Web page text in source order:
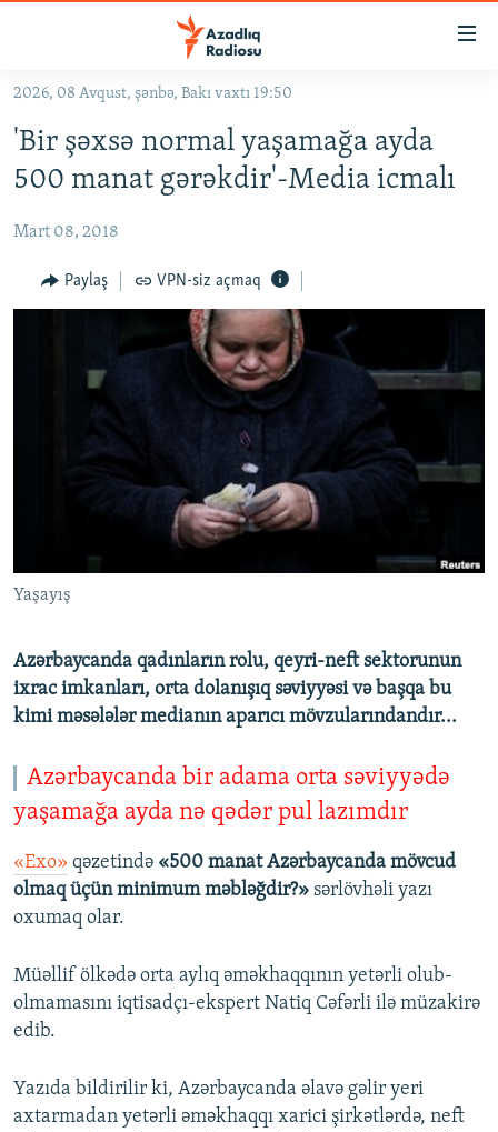
Əsas
qayıt
Əsas
qayıt
#İZAHLA
KORRUPSIOMETR
#ƏSLINDƏ
FƏRQƏ BAX
FOTOQALEREYA
KARIKATURA
RADIO ARXIV
AZƏRBAYCAN ƏDƏBIYYATI KITABXANASI
İSLAM VƏ DEMOKRATIYA
İZ - MƏDƏNIYYƏT PROQRAMI
HAQQIMIZDA
PEŞƏ ETIKASI VƏ JURNALISTIKA STANDARTLARIMIZ
MATERIALLARIMIZDAN ISTIFADƏ
BIZIMLƏ ƏLAQƏ
XƏBƏR BÜLLETENLƏRIMIZ
2026, 08 Avqust, şənbə, Bakı vaxtı 19:50
'Bir şəxsə normal yaşamağa ayda
500 manat gərəkdir'-Media icmalı
Mart 08, 2018
Paylaş VPN-siz açmaq
Yaşayış
Azərbaycanda qadınların rolu, qeyri-neft sektorunun
ixrac imkanları, orta dolanışıq səviyyəsi və başqa bu
kimi məsələlər medianın aparıcı mövzularındandır...
Azərbaycanda bir adama orta səviyyədə
yaşamağa ayda nə qədər pul lazımdır
«Exo» qəzetində «500 manat Azərbaycanda mövcud
olmaq üçün minimum məbləğdir?» sərlövhəli yazı
oxumaq olar.
Müəllif ölkədə orta aylıq əməkhaqqının yetərli olub-
olmamasını iqtisadçı-ekspert Natiq Cəfərli ilə müzakirə
edib.
Yazıda bildirilir ki, Azərbaycanda əlavə gəlir yeri
axtarmadan yetərli əməkhaqqı xarici şirkətlərdə, neft